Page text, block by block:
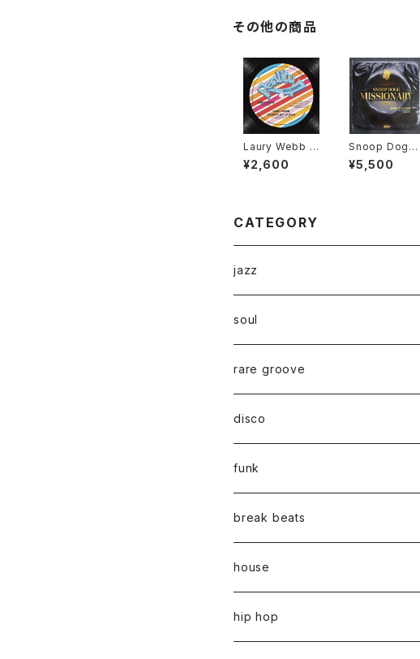
その他の商品
Laury Webb -
Woman My Qu
een "12"
¥2,600
Snoop Dogg -
Missionary "L
P"
¥5,500
CATEGORY
jazz
soul
rare groove
disco
funk
break beats
house
hip hop